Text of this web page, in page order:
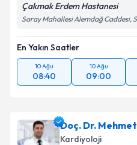
Metni 'ni okudum ve
kapsamda
Takvim
Çakmak Erdem Hastanesi
Saray Mahallesi Alemdağ Caddesi,
En Yakın Saatler
10 Ağu
08:40
10 Ağu
09:00
Doç. Dr.
Kardiyoloji